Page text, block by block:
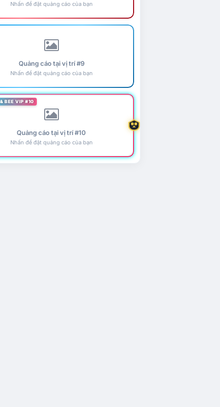
Nhấn để đặt quảng cáo của bạn
Quảng cáo tại vị trí #9
Nhấn để đặt quảng cáo của bạn
BEE VIP #10
Quảng cáo tại vị trí #10
Nhấn để đặt quảng cáo của bạn